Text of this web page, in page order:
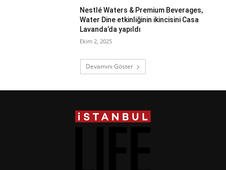
Nestlé Waters & Premium Beverages,
Water Dine etkinliğinin ikincisini Casa
Lavanda’da yapıldı
Ekim 2, 2025
Devamını Göster